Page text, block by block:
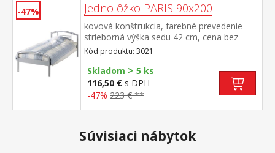
-47% Jednolôžko PARIS 90x200
kovová konštrukcia, farebné prevedenie
strieborná výška sedu 42 cm, cena bez
roštu a matraca odporúčaný rozmer
matraca 90 × 200 cm (M2, M5, M9, M12,
M24, M26, M41), rošt R1 vhodný doplnok
nočný stolík 3020
Kód produktu: 3021
Skladom > 5 ks
116,50 € s DPH
-47% 223 € **
Súvisiaci nábytok